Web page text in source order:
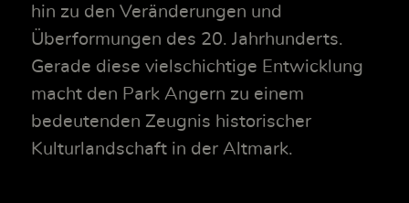
hin zu den Veränderungen und
Überformungen des 20. Jahrhunderts.
Gerade diese vielschichtige Entwicklung
macht den Park Angern zu einem
bedeutenden Zeugnis historischer
Kulturlandschaft in der Altmark.